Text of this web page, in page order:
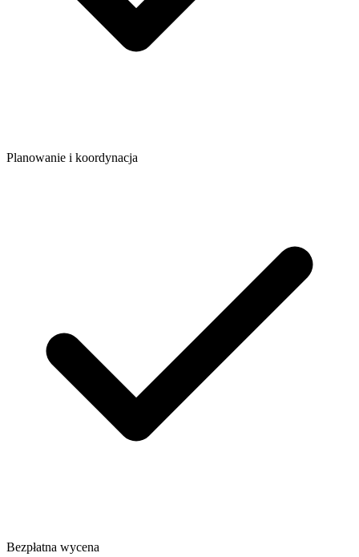
Planowanie i koordynacja
Bezpłatna wycena